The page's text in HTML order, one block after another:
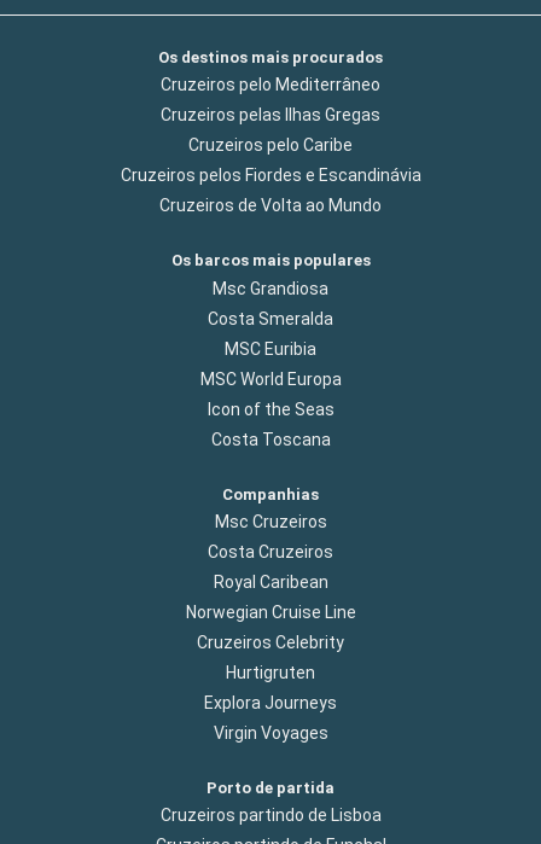
Os destinos mais procurados
Cruzeiros pelo Mediterrâneo
Cruzeiros pelas Ilhas Gregas
Cruzeiros pelo Caribe
Cruzeiros pelos Fiordes e Escandinávia
Cruzeiros de Volta ao Mundo
Os barcos mais populares
Msc Grandiosa
Costa Smeralda
MSC Euribia
MSC World Europa
Icon of the Seas
Costa Toscana
Companhias
Msc Cruzeiros
Costa Cruzeiros
Royal Caribean
Norwegian Cruise Line
Cruzeiros Celebrity
Hurtigruten
Explora Journeys
Virgin Voyages
Porto de partida
Cruzeiros partindo de Lisboa